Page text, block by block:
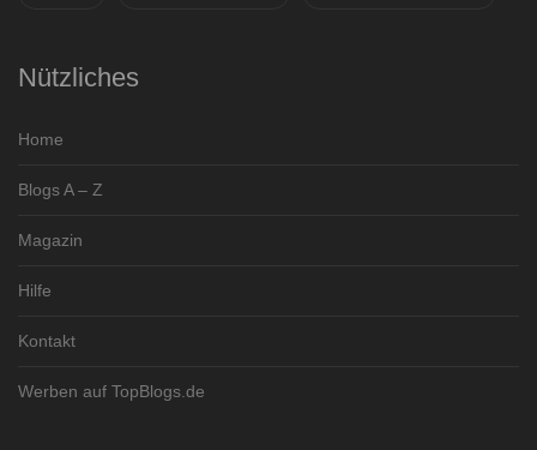
Nützliches
Home
Blogs A – Z
Magazin
Hilfe
Kontakt
Werben auf TopBlogs.de